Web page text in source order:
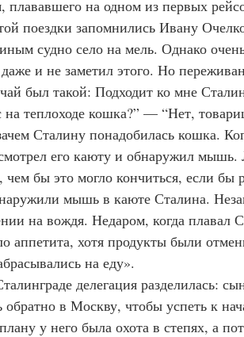
плававшего на одном из первых
запомнились Ивану
судно село на мель. Однако
и не заметил этого. Но
был такой: Подходит ко мне
на теплоходе кошка?” — “Нет,
Сталину понадобилась кошка.
его каюту и обнаружил
бы это могло кончиться, если бы
мышь в каюте Сталина.
на вождя. Недаром, когда плавал
аппетита, хотя продукты были
на еду».
делегация разделилась:
в Москву, чтобы успеть к
у него была охота в степях, а